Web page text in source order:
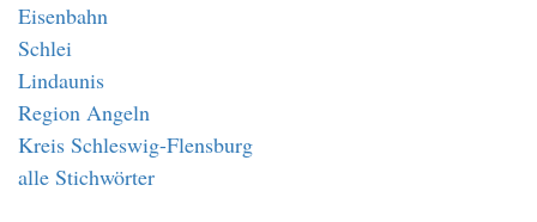
Eisenbahn
Schlei
Lindaunis
Region Angeln
Kreis Schleswig-Flensburg
alle Stichwörter